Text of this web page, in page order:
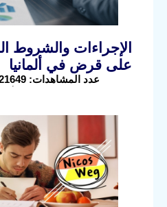
الإجراءات والشروط
على قرض في ألمانيا
عدد المشاهدات: 21649 |